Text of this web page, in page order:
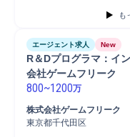
も
エージェント求人 New
R＆Dプログラマ：イ
会社ゲームフリーク
800~1200万
株式会社ゲームフリーク
東京都千代田区